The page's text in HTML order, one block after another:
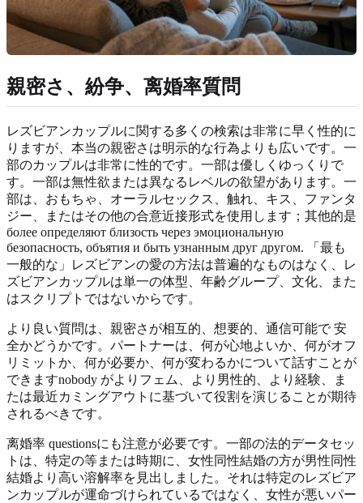
親密さ、紛争、离婚率質問
レズビアンカップルに関する多くの検索は非常に早く性的に
りますが、本当の親密さは明示的な行為よりも広いです。一
部のカップルは非常に性的です。一部は優しくゆっくりで
す。一部は無性欲または異なるレベルの欲望があります。一
部は、おもちゃ、オーラルセックス、触れ、キス、ファンタ
ジー、またはその他の合意近接形式を使用します；其他的是
более определяют близость через эмоциональную
безопасность, объятия и быть узнанным друг другом. 「最も
一般的な」レズビアンの愛の方法は普遍的なものはなく、レ
ズビアンカップルは単一の体型、年齢グループ、文化、また
はスクリプトではないからです。
より良い質問は、親密さが相互的、想要的、通信可能で 安
全かどうかです。パートナーは、何が心地よいか、何がオフ
リミットか、何が必要か、何が変わるかについて話すことが
できますnobody がよりフェム、より男性的、より経験、ま
たは最近カミングアウトに基づいて役割を演じることが期待
されるべきです。
离婚率 questionsにも注意が必要です。一部の法的データセッ
トは、特定の等または時期に、女性同性結婚の方が男性同性
結婚より高い溶解率を見出しました。それは特定のレズビア
ンカップルが運命づけられているではなく、女性が悪いパー